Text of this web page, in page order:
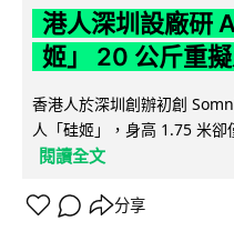
港人深圳設廠研
姬」 20 公斤重
香港人於深圳創辦初創
人「硅姬」，身高 1.75 米
閱讀全文
分享